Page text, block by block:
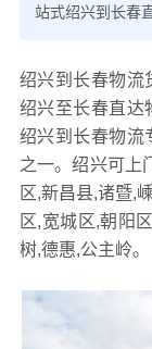
站式绍兴到长春
绍兴到长春物流
绍兴至长春直达
绍兴到长春物流
之一。绍兴可上
区,新昌县,诸暨,
区,宽城区,朝阳
树,德惠,公主岭。